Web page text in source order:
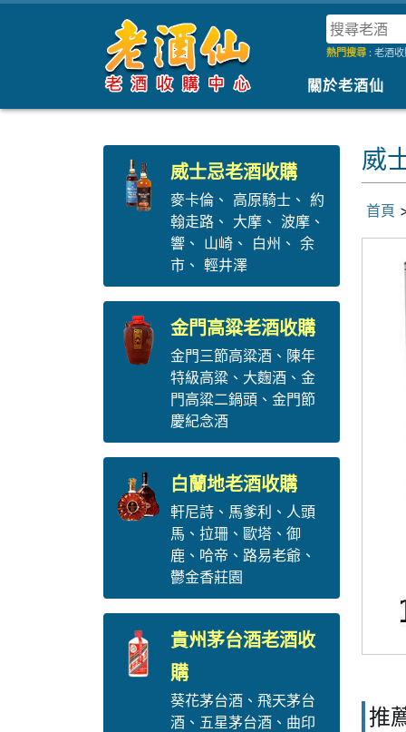
熱門搜尋 : 老酒
關於老酒仙
威士忌老酒收購
麥卡倫、 高原騎士、 約
翰走路、 大摩、 波摩、
響、 山崎、 白州 、 余
市、 輕井澤
金門高粱老酒收購
金門三節高粱酒、 陳年
特級高粱、 大麴酒、 金
門高粱二鍋頭、 金門節
慶紀念酒
白蘭地老酒收購
軒尼詩、 馬爹利 、 人頭
馬 、 拉珊、 歐塔、 御
鹿 、 哈帝 、 路易老爺、
鬱金香莊園
貴州茅台酒老酒收
購
葵花茅台酒、 飛天茅台
酒、 五星茅台酒、 曲印
威
首頁
推